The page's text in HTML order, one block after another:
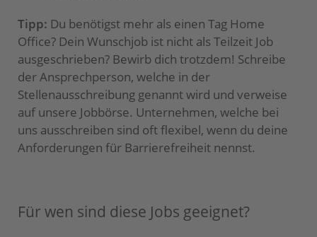
Tipp: Du benötigst mehr als einen Tag Home
Office? Dein Wunschjob ist nicht als Teilzeit Job
ausgeschrieben? Bewirb dich trotzdem! Schreibe
der Ansprechperson, welche in der
Stellenausschreibung genannt wird und verweise
auf unsere Jobbörse. Unternehmen, welche bei
uns ausschreiben sind oft flexibel, wenn du deine
Anforderungen für Barrierefreiheit nennst.
Für wen sind diese Jobs geeignet?